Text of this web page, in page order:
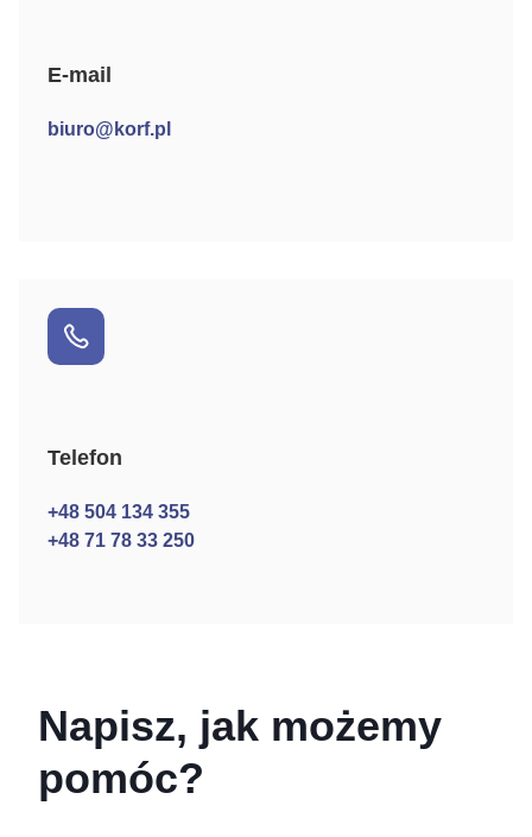
E-mail
biuro@korf.pl
Telefon
+48 504 134 355
+48 71 78 33 250
Napisz, jak możemy
pomóc?